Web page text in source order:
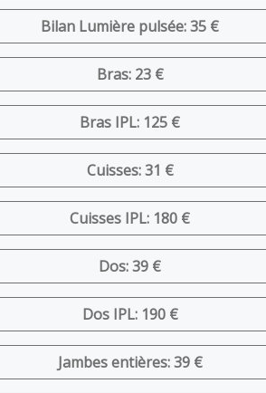
Bilan Lumière pulsée: 35 €
Bras: 23 €
Bras IPL: 125 €
Cuisses: 31 €
Cuisses IPL: 180 €
Dos: 39 €
Dos IPL: 190 €
Jambes entières: 39 €